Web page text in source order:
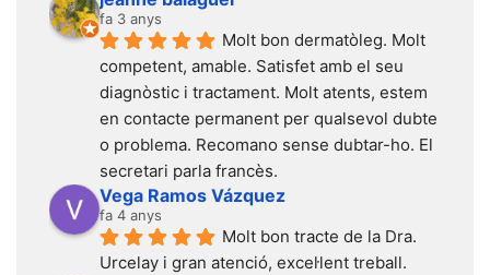
fa 3 anys
Molt bon dermatòleg. Molt
competent, amable. Satisfet amb el seu
diagnòstic i tractament. Molt atents, estem
en contacte permanent per qualsevol dubte
o problema. Recomano sense dubtar-ho. El
secretari parla francès.
Vega Ramos Vázquez
fa 4 anys
Molt bon tracte de la Dra.
Urcelay i gran atenció, excel·lent treball.